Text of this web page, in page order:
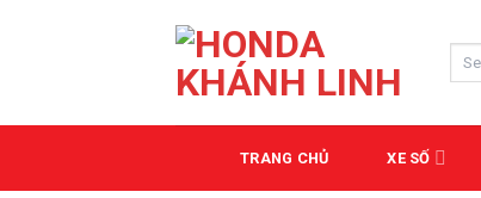
TRANG CHỦ XE SỐ